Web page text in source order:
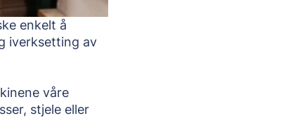
enkelt å
iverksetting av
våre
stjele eller